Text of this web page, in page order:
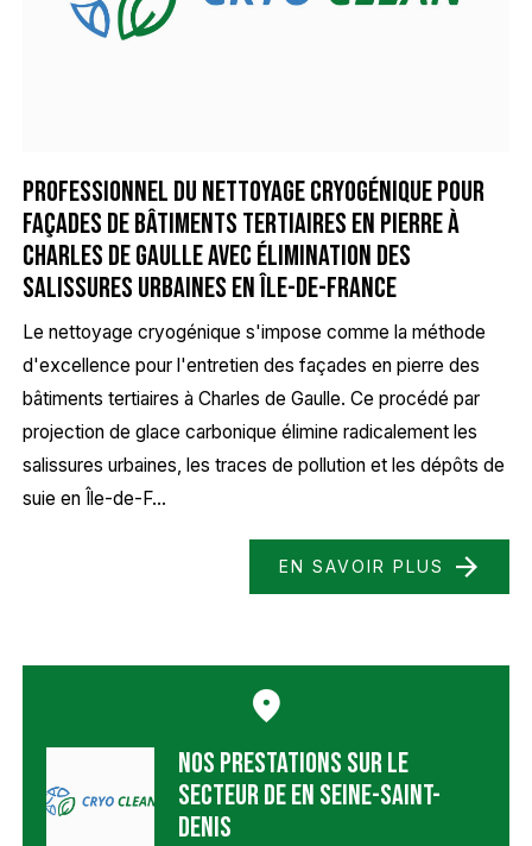
Professionnel du nettoyage cryogénique pour
façades de bâtiments tertiaires en pierre à
Charles de Gaulle avec élimination des
salissures urbaines en Île-de-France
Le nettoyage cryogénique s'impose comme la méthode
d'excellence pour l'entretien des façades en pierre des
bâtiments tertiaires à Charles de Gaulle. Ce procédé par
projection de glace carbonique élimine radicalement les
salissures urbaines, les traces de pollution et les dépôts de
suie en Île-de-F...
EN SAVOIR PLUS
Nos prestations sur le
secteur de en Seine-Saint-
Denis